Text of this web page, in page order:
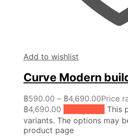
Add to wishlist
Curve Modern
฿590.00 – ฿4,690.00Price
฿4,690.00
This
variants. The options may
product page